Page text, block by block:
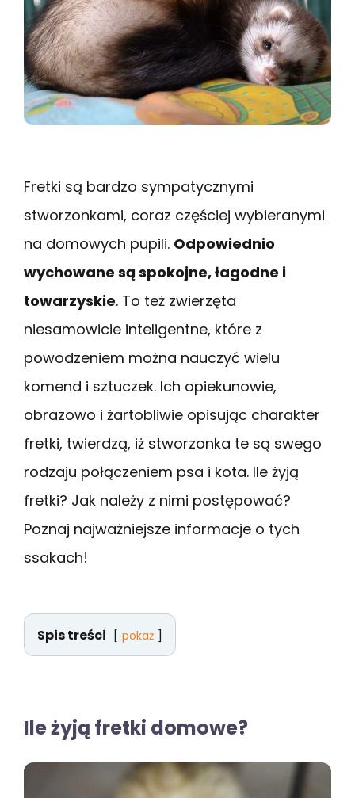
Fretki są bardzo sympatycznymi
stworzonkami, coraz częściej wybieranymi
na domowych pupili. Odpowiednio
wychowane są spokojne, łagodne i
towarzyskie. To też zwierzęta
niesamowicie inteligentne, które z
powodzeniem można nauczyć wielu
komend i sztuczek. Ich opiekunowie,
obrazowo i żartobliwie opisując charakter
fretki, twierdzą, iż stworzonka te są swego
rodzaju połączeniem psa i kota. Ile żyją
fretki? Jak należy z nimi postępować?
Poznaj najważniejsze informacje o tych
ssakach!
Spis treści pokaż
Ile żyją fretki domowe?